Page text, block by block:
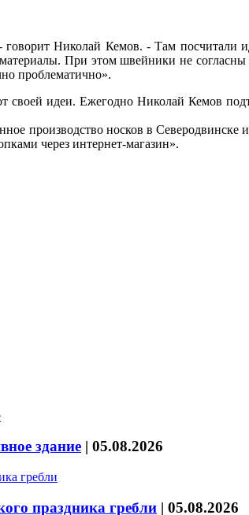
Николай Кемов. - Там посчитали
При этом швейники не
проблематично».
своей идеи. Ежегодно Николай Кемов
производство носков в
через интернет-магазин».
здание | 05.08.2026
праздника гребли | 05.08.2026